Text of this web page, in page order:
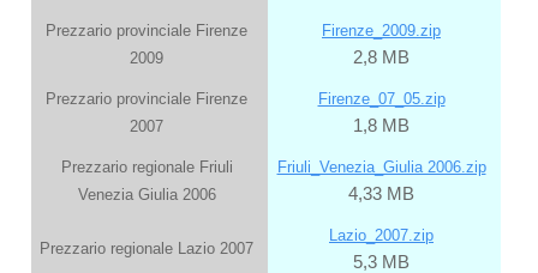
Prezzario provinciale Firenze
2009
Firenze_2009.zip
2,8 MB
Prezzario provinciale Firenze
2007
Firenze_07_05.zip
1,8 MB
Prezzario regionale Friuli
Venezia Giulia 2006
Friuli_Venezia_Giulia 2006.zip
4,33 MB
Prezzario regionale Lazio 2007
Lazio_2007.zip
5,3 MB